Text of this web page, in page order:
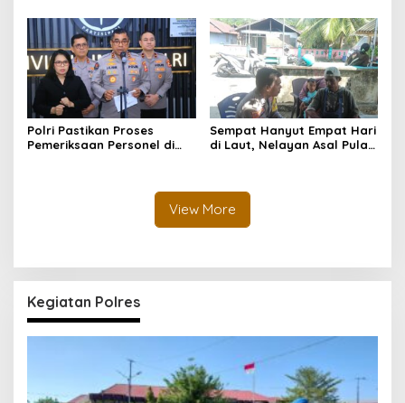
Polri Pastikan Proses
Pemeriksaan Personel di
Sempat Hanyut Empat Hari
di Laut, Nelayan Asal Pulau
View More
Kegiatan Polres